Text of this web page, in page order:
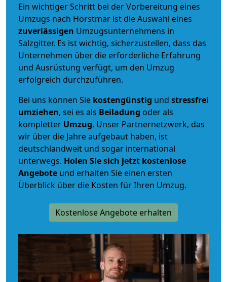
Ein wichtiger Schritt bei der Vorbereitung eines
Umzugs nach Horstmar ist die Auswahl eines
zuverlässigen Umzugsunternehmens in
Salzgitter. Es ist wichtig, sicherzustellen, dass das
Unternehmen über die erforderliche Erfahrung
und Ausrüstung verfügt, um den Umzug
erfolgreich durchzuführen.
Bei uns können Sie kostengünstig und stressfrei
umziehen, sei es als Beiladung oder als
kompletter Umzug. Unser Partnernetzwerk, das
wir über die Jahre aufgebaut haben, ist
deutschlandweit und sogar international
unterwegs. Holen Sie sich jetzt kostenlose
Angebote und erhalten Sie einen ersten
Überblick über die Kosten für Ihren Umzug.
Kostenlose Angebote erhalten